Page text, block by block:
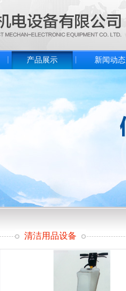
产品展示 新闻动态
清洁用品设备